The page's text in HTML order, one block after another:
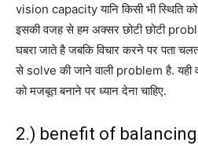
vision capacity यानि किसी भी स्थिति को
इसकी वजह से हम अक्सर छोटी छोटी
घबरा जाते है जबकि विचार करने पर पता
से solve की जाने वाली problem है. यही
को मजबूत बनाने पर ध्यान देना चाहिए.
2.) benefit of